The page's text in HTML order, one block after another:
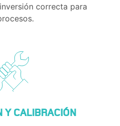
correcta para
Y CALIBRACIÓN